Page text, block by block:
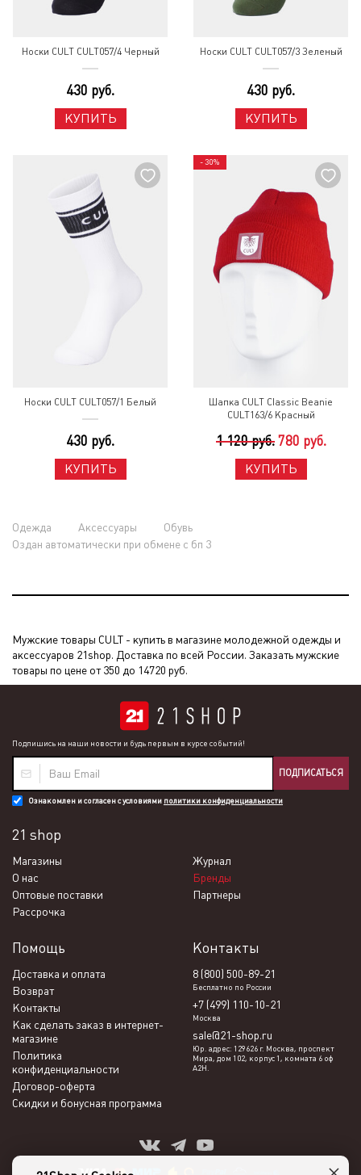
Носки CULT CULT057/4 Черный
430 руб.
КУПИТЬ
Носки CULT CULT057/3 Зеленый
430 руб.
КУПИТЬ
Носки CULT CULT057/1 Белый
430 руб.
КУПИТЬ
- 30%
Шапка CULT Classic Beanie
CULT163/6 Красный
1 120 руб. 780 руб.
КУПИТЬ
Одежда Аксессуары
Обувь
Оздан автоматически при обмене с бп 3
Мужские товары CULT - купить в магазине молодежной одежды и
аксессуаров 21shop. Доставка по всей России. Заказать мужские
товары по цене от 350 до 14720 руб.
Подпишись на наши новости и будь первым в курсе событий!
ПОДПИСАТЬСЯ
Ознакомлен и согласен с условиями политики конфиденциальности
21 shop
Магазины
Журнал
О нас
Бренды
Оптовые поставки
Партнеры
Рассрочка
Помощь
Доставка и оплата
Возврат
Контакты
Как сделать заказ в интернет-
магазине
Политика
конфиденциальности
Договор-оферта
Скидки и бонусная программа
Контакты
8 (800) 500-89-21
Бесплатно по России
+7 (499) 110-10-21
Москва
sale@21-shop.ru
Юр. адрес: 129626 г. Москва, проспект
Мира, дом 102, корпус 1, комната 6 оф
А2Н.